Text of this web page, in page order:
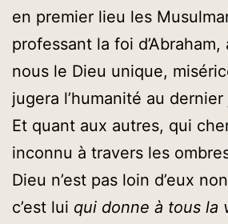
en premier lieu les
professant la foi
nous le Dieu unique,
jugera l’humanité au dernier
Et quant aux autres, qui
inconnu à travers les
Dieu n’est pas loin d’eux
c’est lui qui donne à tous la